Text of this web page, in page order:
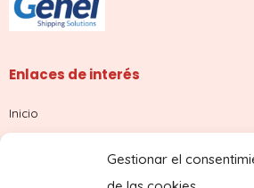
Gestionar el
Enlaces de interés
Inicio